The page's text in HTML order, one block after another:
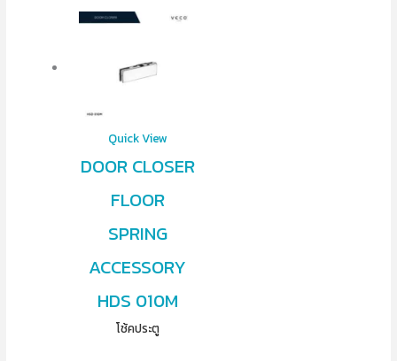
Quick View
DOOR CLOSER
FLOOR
SPRING
ACCESSORY
HDS 010M
โช้คประตู